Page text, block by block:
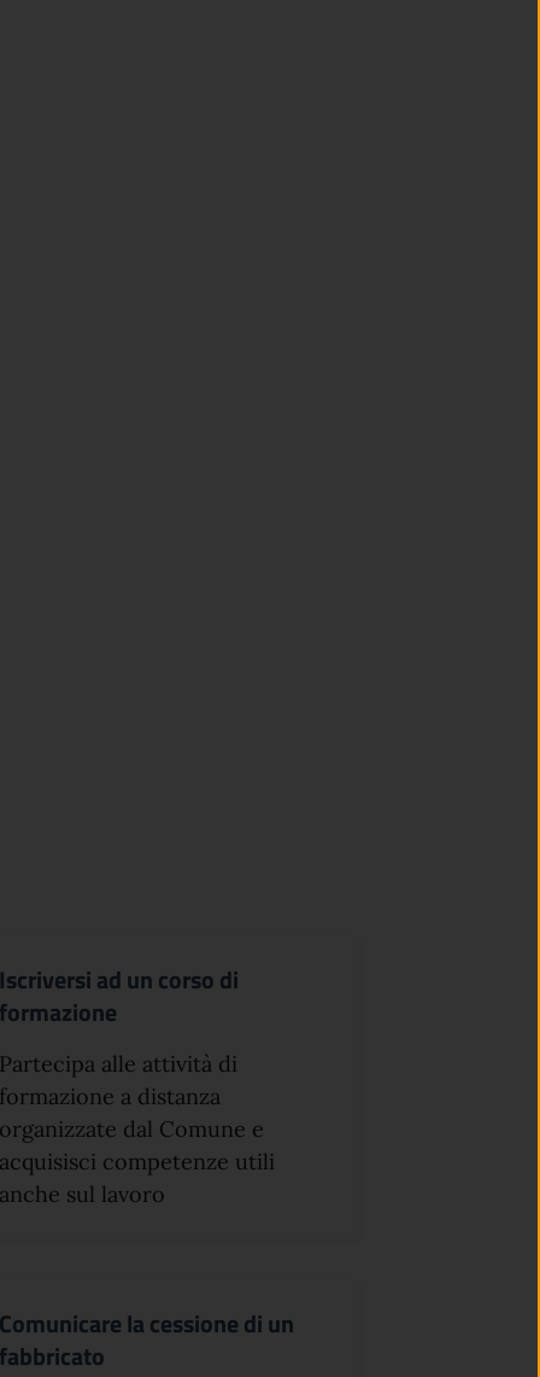
Iscriversi ad un corso di
formazione
Partecipa alle attività di
formazione a distanza
organizzate dal Comune e
acquisisci competenze utili
anche sul lavoro
Comunicare la cessione di un
fabbricato